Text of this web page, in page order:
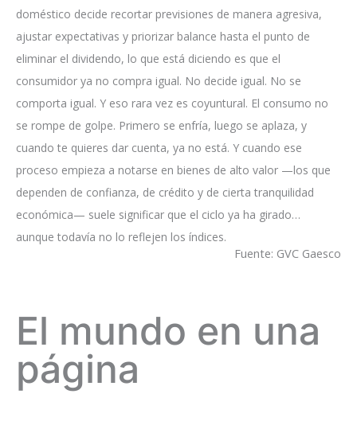
doméstico decide recortar previsiones de manera agresiva,
ajustar expectativas y priorizar balance hasta el punto de
eliminar el dividendo, lo que está diciendo es que el
consumidor ya no compra igual. No decide igual. No se
comporta igual. Y eso rara vez es coyuntural. El consumo no
se rompe de golpe. Primero se enfría, luego se aplaza, y
cuando te quieres dar cuenta, ya no está. Y cuando ese
proceso empieza a notarse en bienes de alto valor —los que
dependen de confianza, de crédito y de cierta tranquilidad
económica— suele significar que el ciclo ya ha girado…
aunque todavía no lo reflejen los índices.
Fuente: GVC Gaesco
El mundo en una
página